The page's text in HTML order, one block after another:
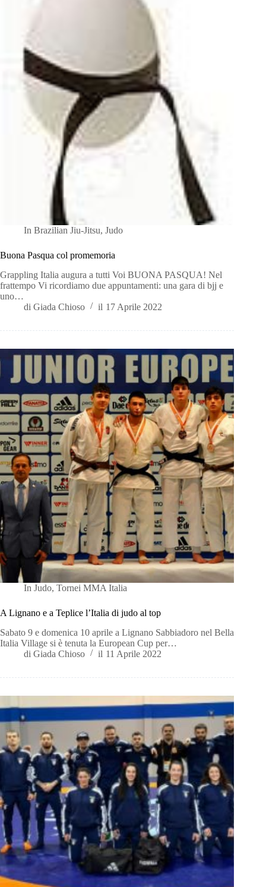
In Brazilian Jiu-Jitsu,Judo
Buona Pasqua col promemoria
Grappling Italia augura a tutti Voi BUONA PASQUA! Nel
frattempo Vi ricordiamo due appuntamenti: una gara di bjj e
uno…
di Giada Chioso il 17 Aprile 2022
In Judo,Tornei MMA Italia
A Lignano e a Teplice l’Italia di judo al top
Sabato 9 e domenica 10 aprile a Lignano Sabbiadoro nel Bella
Italia Village si è tenuta la European Cup per…
di Giada Chioso il 11 Aprile 2022